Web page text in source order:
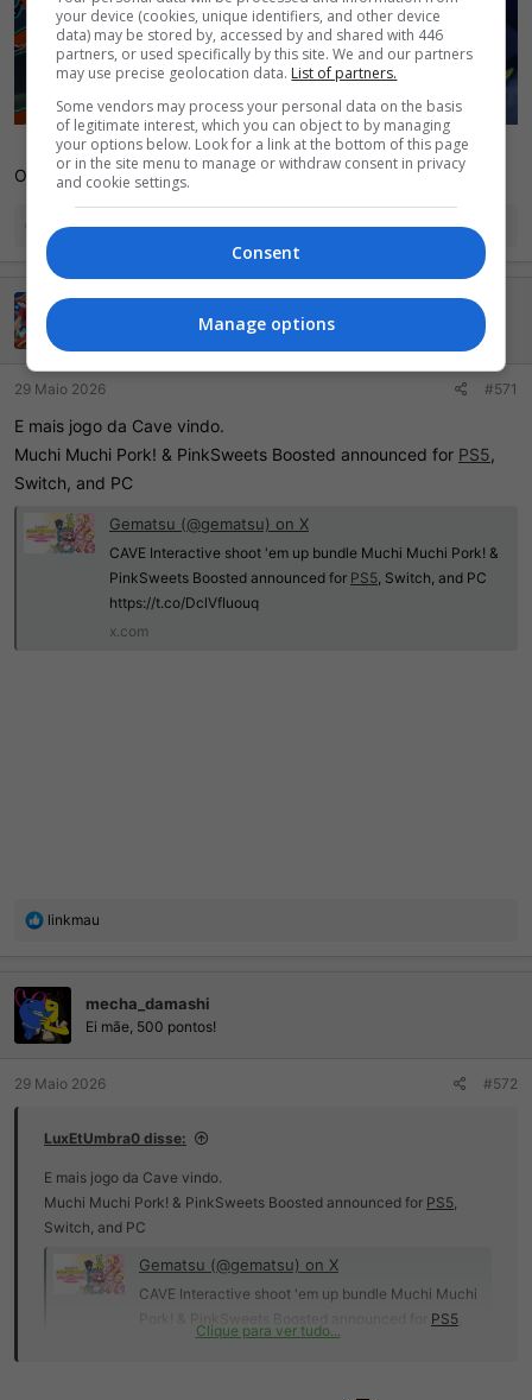
Outro jogo que merecia um relançamento na Steam.
e
a
õ
e
:
goiabo,maurobelinkmau
Ei mãe, 500 pontos!
29 Maio 2026 #571
E mais jogo da Cave vindo.
Muchi Muchi Pork! & PinkSweets Boosted announced for PS5,
Switch, and PC
Gematsu (@gematsu) on X
CAVE Interactive shoot 'em up bundle Muchi Muchi Pork! &
PinkSweets Boosted announced for PS5 , Switch, and PC
https://t.co/DclVfIuouq
x.com
R
õ
e
s
linkmau
mecha_damashi
Ei mãe, 500 pontos!
29 Maio 2026 #572
LuxEtUmbra0 disse:
E mais jogo da Cave vindo.
Muchi Muchi Pork! & PinkSweets Boosted announced for PS5
Switch, and PC
Gematsu (@gematsu) on X
CAVE Interactive shoot 'em up bundle Muchi Muchi
PS5
Switch, and PC https://t.co/DclVfIuouq
Clique para ver tudo...
your device (cookies, unique identifiers, and other device
data) may be stored by, accessed by and shared with 446
partners, or used specifically by this site. We and our partners
may use precise geolocation data. List of partners.
Some vendors may process your personal data on the basis
of legitimate interest, which you can object to by managing
your options below. Look for a link at the bottom of this page
or in the site menu to manage or withdraw consent in privacy
and cookie settings.
Consent
Manage options